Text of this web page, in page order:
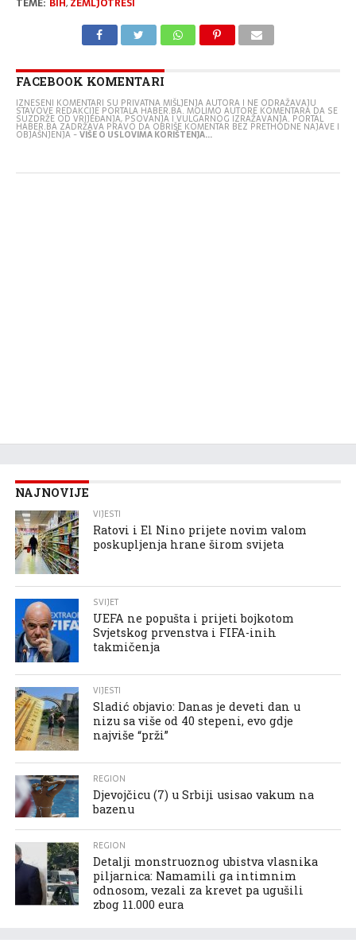
FACEBOOK KOMENTARI
IZNESENI KOMENTARI SU PRIVATNA MIŠLJENJA AUTORA I NE ODRAŽAVAJU
STAVOVE REDAKCIJE PORTALA HABER.BA. MOLIMO AUTORE KOMENTARA DA SE
SUZDRŽE OD VRIJEĐANJA, PSOVANJA I VULGARNOG IZRAŽAVANJA. PORTAL
HABER.BA ZADRŽAVA PRAVO DA OBRIŠE KOMENTAR BEZ PRETHODNE NAJAVE I
OBJAŠNJENJA -VIŠE O USLOVIMA KORIŠTENJA...
NAJNOVIJE
VIJESTI
Ratovi i El Nino prijete novim valom
poskupljenja hrane širom svijeta
SVIJET
UEFA ne popušta i prijeti bojkotom
Svjetskog prvenstva i FIFA-inih
takmičenja
VIJESTI
Sladić objavio: Danas je deveti dan u
nizu sa više od 40 stepeni, evo gdje
najviše “prži”
REGION
Djevojčicu (7) u Srbiji usisao vakum na
bazenu
REGION
Detalji monstruoznog ubistva vlasnika
piljarnica: Namamili ga intimnim
odnosom, vezali za krevet pa ugušili
zbog 11.000 eura